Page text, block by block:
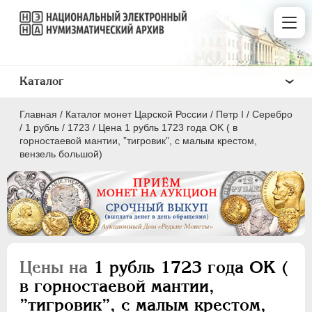
Главная / Каталог монет Царской России / Пeтр I / Серебро
/ 1 рубль / 1723 / Цена 1 рубль 1723 года OK ( в
горностаевой мантии, ”тигровик”, с малым крестом,
вензель большой)
Цены на 1 рубль 1723 года OK (
в горностаевой мантии,
”тигровик”, с малым крестом,
Каталог
ПEТР I 1699 - 1725
Золото
1 рубль
Полтина